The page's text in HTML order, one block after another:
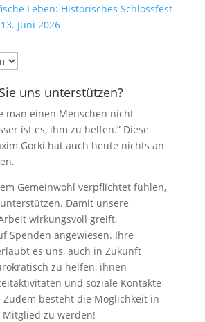
Leben: Historisches Schlossfest
Juni 2026
uns unterstützen?
man einen Menschen nicht
ist es, ihm zu helfen.” Diese
Gorki hat auch heute nichts an
Gemeinwohl verpflichtet fühlen,
Damit unsere
wirkungsvoll greift,
Spenden angewiesen. Ihre
es uns, auch in Zukunft
zu helfen, ihnen
und soziale Kontakte
besteht die Möglichkeit in
Mitglied zu werden!